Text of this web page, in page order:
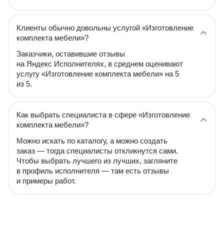
Клиенты обычно довольны услугой «Изготовление
комплекта мебели»?
Заказчики, оставившие отзывы
на Яндекс Исполнителях, в среднем оценивают
услугу «Изготовление комплекта мебели» на 5
из 5.
Как выбрать специалиста в сфере «Изготовление
комплекта мебели»?
Можно искать по каталогу, а можно создать
заказ — тогда специалисты откликнутся сами.
Чтобы выбрать лучшего из лучших, загляните
в профиль исполнителя — там есть отзывы
и примеры работ.